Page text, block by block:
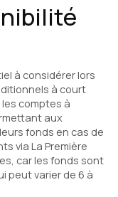
à considérer lors
à court
comptes à
aux
fonds en cas de
via La Première
car les fonds sont
peut varier de 6 à